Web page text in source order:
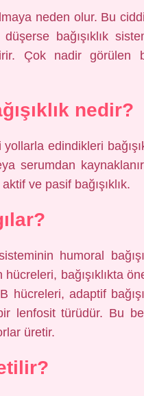
neden olur. Bu
bağışıklık
Çok nadir görülen
nedir?
edindikleri
serumdan
ve pasif bağışıklık.
humoral
bağışıklıkta
adaptif
lenfosit türüdür. Bu
üretir.